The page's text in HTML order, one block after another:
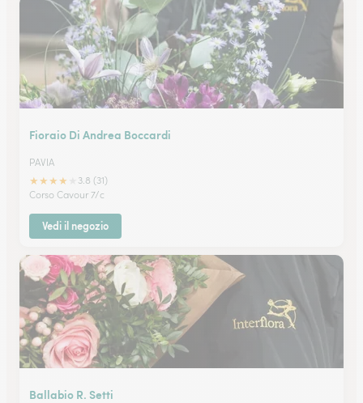
Fioraio Di Andrea Boccardi
PAVIA
★★★★
3.8 (31)
Corso Cavour 7/c
Vedi il negozio
Ballabio R. Setti